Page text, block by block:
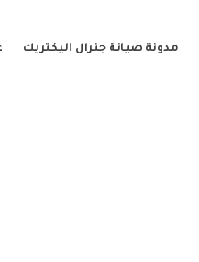
مدونة صيانة جنرال اليكتريك